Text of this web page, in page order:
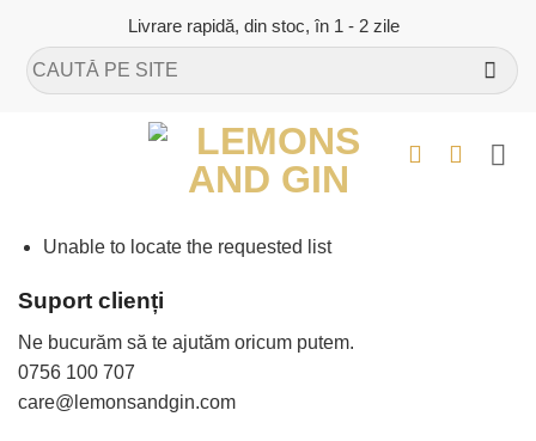
content
Livrare rapidă, din stoc, în 1 - 2 zile
Caută
după:
Unable to locate the requested list
Suport clienți
Ne bucurăm să te ajutăm oricum putem.
0756 100 707
care@lemonsandgin.com